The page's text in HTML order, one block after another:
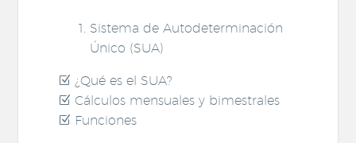
Sistema de Autodeterminación
Único (SUA)
¿Qué es el SUA?
Cálculos mensuales y bimestrales
Funciones